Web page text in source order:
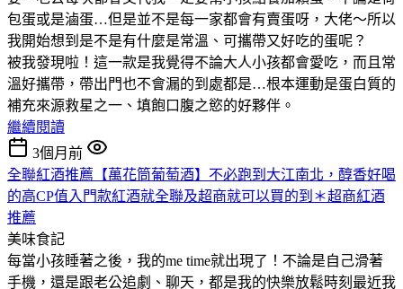
包蛋或是滷蛋…但是並不是每一家都會有賣蛋呀，大佬～所以
我開始想到是不是有什麼是常溫、可攜帶又好吃的蛋呢？
被我發現啦！這一款是我覺得不論大人小孩都會愛吃，而且常
溫好攜帶，帶出門也不會漏的到處都是…根本運動是蛋白質的
補充來源救星之一、填飽口腹之慾的好夥伴。
繼續閱讀
3個月前
全聯紅酒推薦【萬花筒葡萄酒】不必跑到大江南北，醇香好喝
的高CP值入門款紅酒就全聯及超商就可以買的到＊超商紅酒
推薦
美味食記
每當小孩睡著之後，我的me time就出現了！不論是自己滑著
手機，還是跟老公追劇、聊天，都是我的快樂放鬆時刻最近我